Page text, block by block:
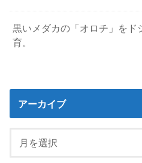
黒いメダカの「オロチ」をド
育。
アーカイブ